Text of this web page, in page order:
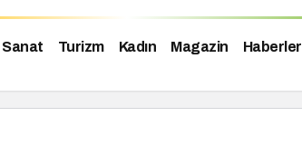
Sanat Turizm Kadın Magazin Haberler